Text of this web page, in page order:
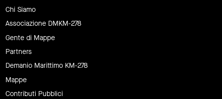
Chi Siamo
Associazione DMKM-278
Gente di Mappe
Partners
Demanio Marittimo KM-278
Mappe
Contributi Pubblici